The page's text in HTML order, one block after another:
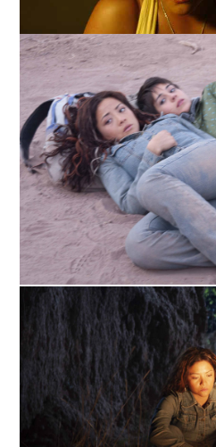
VIAJE REDONDO,
VIAJE REDONDO,